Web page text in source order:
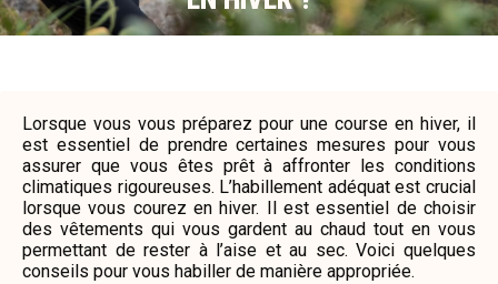
Lorsque vous vous préparez pour une course en hiver, il
est essentiel de prendre certaines mesures pour vous
assurer que vous êtes prêt à affronter les conditions
climatiques rigoureuses. L’habillement adéquat est crucial
lorsque vous courez en hiver. Il est essentiel de choisir
des vêtements qui vous gardent au chaud tout en vous
permettant de rester à l’aise et au sec. Voici quelques
conseils pour vous habiller de manière appropriée.